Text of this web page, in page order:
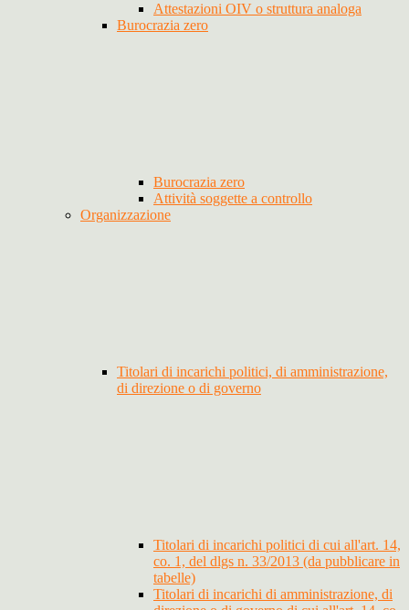
Attestazioni OIV o struttura analoga
Burocrazia zero
Burocrazia zero
Attività soggette a controllo
Organizzazione
Titolari di incarichi politici, di amministrazione,
di direzione o di governo
Titolari di incarichi politici di cui all'art. 14,
co. 1, del dlgs n. 33/2013 (da pubblicare in
tabelle)
Titolari di incarichi di amministrazione, di